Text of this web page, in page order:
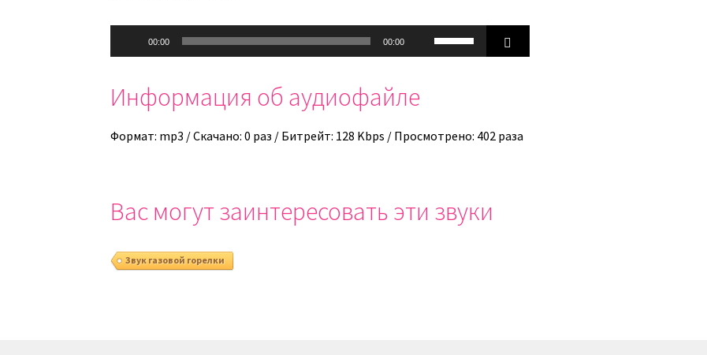
00:00 00:00
Используйте
клавиши
увеличить
Информация об аудиофайле
Формат: mp3 / Скачано: 0 раз / Битрейт: 128 Kbps / Просмотрено: 402 раза
Вас могут заинтересовать эти звуки
Звук газовой горелки